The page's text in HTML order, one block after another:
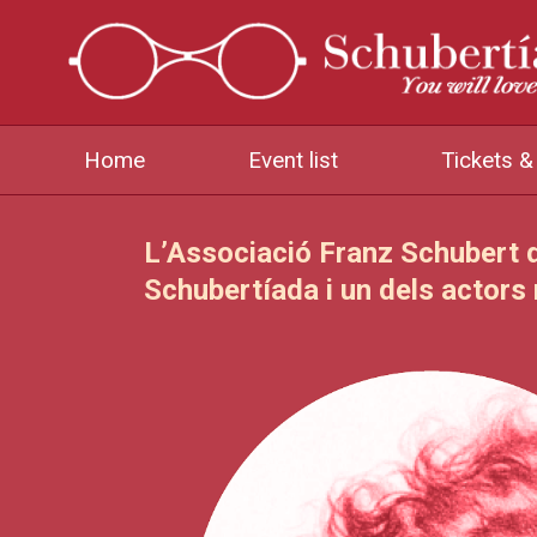
Home Event list Tickets
L’Associació Franz
Schubertíada i un dels actors